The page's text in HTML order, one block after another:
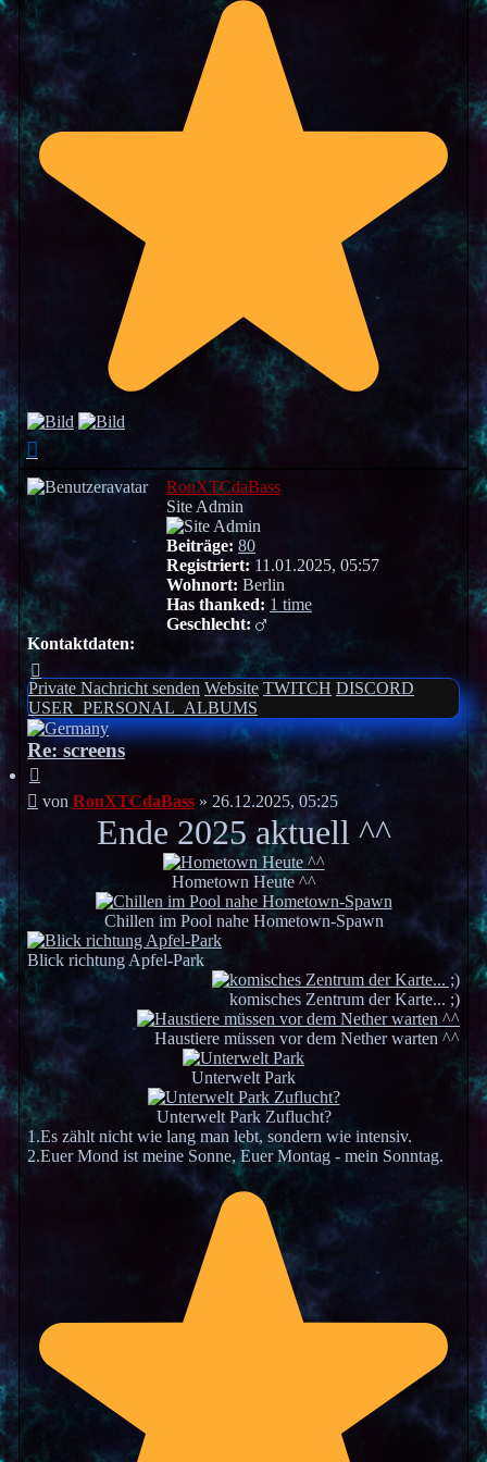
Nach
oben
RonXTCdaBass
Site Admin
Beiträge: 80
Registriert: 11.01.2025, 05:57
Wohnort: Berlin
Has thanked: 1 time
Geschlecht:
Kontaktdaten:
Kontaktdaten
von
RonXTCdaBass
Private Nachricht senden Website TWITCH DISCORD
USER_PERSONAL_ALBUMS
Re: screens
Beitrag
von RonXTCdaBass » 26.12.2025, 05:25
Ende 2025 aktuell ^^
Hometown Heute ^^
Chillen im Pool nahe Hometown-Spawn
Blick richtung Apfel-Park
komisches Zentrum der Karte... ;)
Haustiere müssen vor dem Nether warten ^^
Unterwelt Park
Unterwelt Park Zuflucht?
1.Es zählt nicht wie lang man lebt, sondern wie intensiv.
2.Euer Mond ist meine Sonne, Euer Montag - mein Sonntag.